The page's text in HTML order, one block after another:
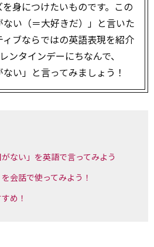
身につけたいものです。この
い（＝大好きだ）」と言いた
ブならではの英語表現を紹介
ンタインデーにちなんで、
ない」と言ってみましょう！
がない」を英語で言ってみよう
会話で使ってみよう！
め！